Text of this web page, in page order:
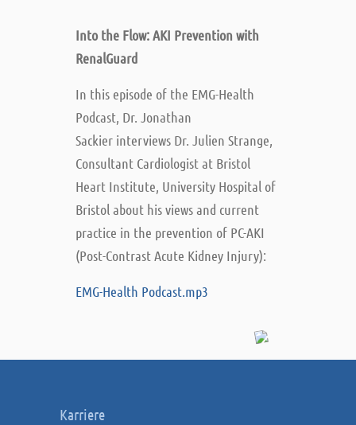
Into the Flow: AKI Prevention with
RenalGuard
In this episode of the EMG-Health
Podcast, Dr. Jonathan
Sackier interviews Dr. Julien Strange,
Consultant Cardiologist at Bristol
Heart Institute, University Hospital of
Bristol about his views and current
practice in the prevention of PC-AKI
(Post-Contrast Acute Kidney Injury):
EMG-Health Podcast.mp3
Karriere